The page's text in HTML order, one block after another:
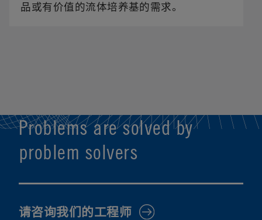
品或有价值的流体培养基的需求。
Problems are solved by
problem solvers
请咨询我们的工程师